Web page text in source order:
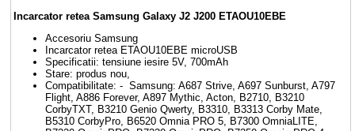
Incarcator retea Samsung Galaxy J2 J200 ETAOU10EBE
Accesoriu Samsung
Incarcator retea ETAOU10EBE microUSB
Specificatii: tensiune iesire 5V, 700mAh
Stare: produs nou,
Compatibilitate: - Samsung: A687 Strive, A697 Sunburst, A797
Flight, A886 Forever, A897 Mythic, Acton, B2710, B3210
CorbyTXT, B3210 Genio Qwerty, B3310, B3313 Corby Mate,
B5310 CorbyPro, B6520 Omnia PRO 5, B7300 OmniaLITE,